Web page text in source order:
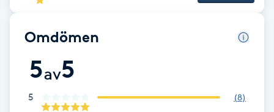
Enzympeeling
Extensions
Extensions borttagning
Eyeliner-tatuering
Omdömen
5av5
5 (8)